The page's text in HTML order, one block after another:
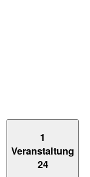
1
Veranstaltung
24